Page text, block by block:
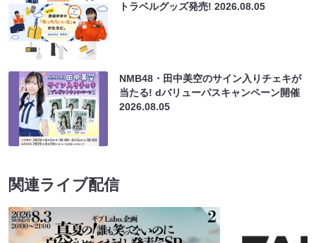
トラベルグッズ発売!2026.08.05
NMB48・田中美空のサイン入りチェキが
当たる! dバリューパスキャンペーン開催
2026.08.05
関連ライブ配信